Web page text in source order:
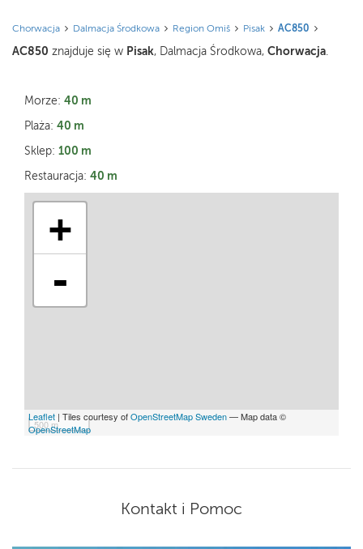
Chorwacja Dalmacja Środkowa Region Omiš Pisak AC850
AC850 znajduje się w Pisak, Dalmacja Środkowa, Chorwacja
Morze: 40 m
Plaża: 40 m
Sklep: 100 m
Restauracja: 40 m
+
-
500 m
Leaflet | Tiles courtesy ofOpenStreetMap Sweden— Map data ©
OpenStreetMap
Kontakt i Pomoc